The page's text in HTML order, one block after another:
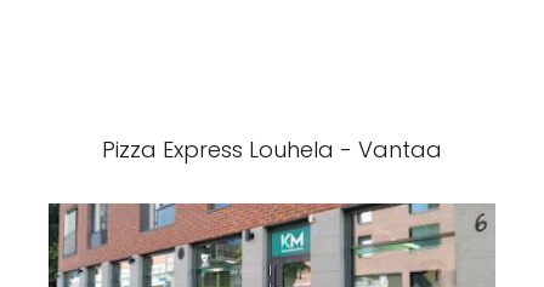
Pizza Express Louhela - Vantaa